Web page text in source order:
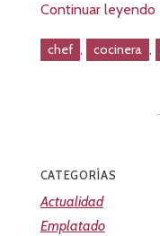
Continuar leyendo
chef , cocinera ,
CATEGORÍAS
Actualidad
Emplatado